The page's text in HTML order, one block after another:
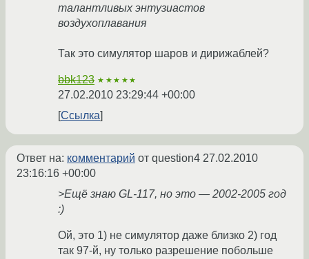
талантливых энтузиастов
воздухоплавания
Так это симулятор шаров и дирижаблей?
bbk123 ★★★★★
27.02.2010 23:29:44 +00:00
Ссылка
Ответ на: комментарий от question4 27.02.2010
23:16:16 +00:00
>Ещё знаю GL-117, но это — 2002-2005 год
:)
Ой, это 1) не симулятор даже близко 2) год
так 97-й, ну только разрешение побольше